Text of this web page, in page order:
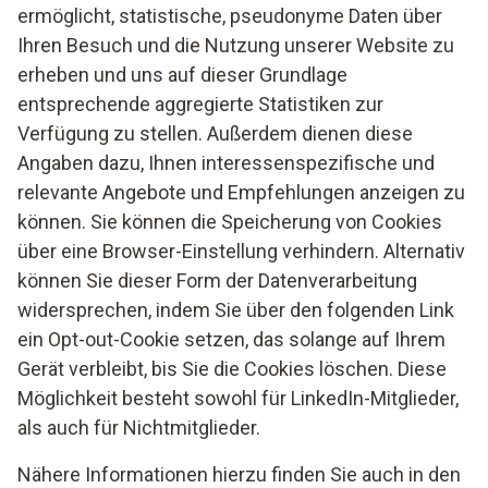
ermöglicht, statistische, pseudonyme Daten über
Ihren Besuch und die Nutzung unserer Website zu
erheben und uns auf dieser Grundlage
entsprechende aggregierte Statistiken zur
Verfügung zu stellen. Außerdem dienen diese
Angaben dazu, Ihnen interessenspezifische und
relevante Angebote und Empfehlungen anzeigen zu
können. Sie können die Speicherung von Cookies
über eine Browser-Einstellung verhindern. Alternativ
können Sie dieser Form der Datenverarbeitung
widersprechen, indem Sie über den folgenden Link
ein Opt-out-Cookie setzen, das solange auf Ihrem
Gerät verbleibt, bis Sie die Cookies löschen. Diese
Möglichkeit besteht sowohl für LinkedIn-Mitglieder,
als auch für Nichtmitglieder.
Nähere Informationen hierzu finden Sie auch in den